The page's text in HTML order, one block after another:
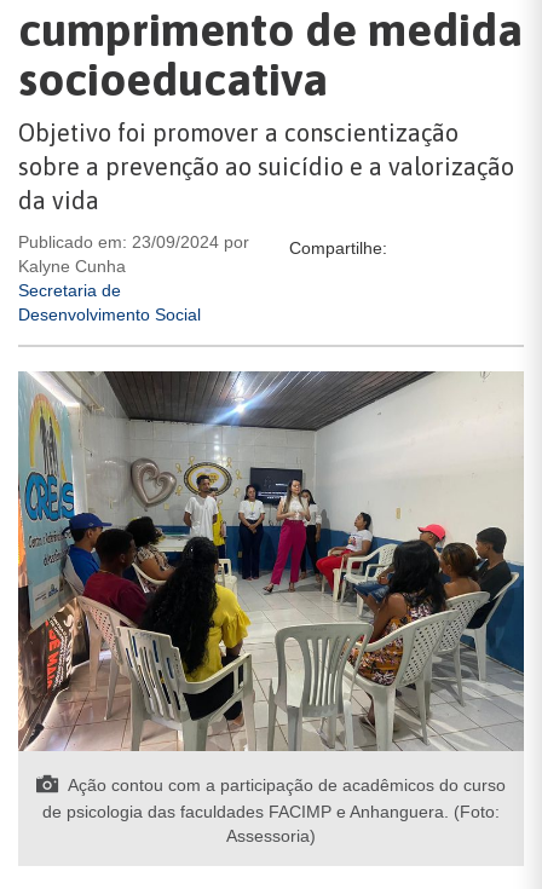
cumprimento de medida
socioeducativa
Objetivo foi promover a conscientização
sobre a prevenção ao suicídio e a valorização
da vida
Publicado em: 23/09/2024 por
Kalyne Cunha
Secretaria de
Desenvolvimento Social
Compartilhe:
Ação contou com a participação de acadêmicos do curso
de psicologia das faculdades FACIMP e Anhanguera. (Foto:
Assessoria)